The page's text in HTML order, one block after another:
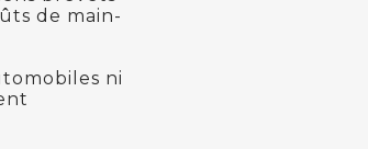
de main-
ni